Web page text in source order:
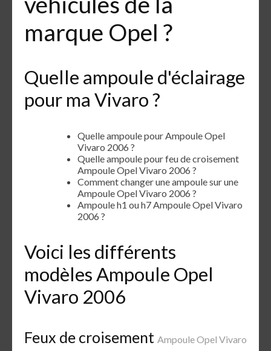
marque Opel ?
Quelle ampoule d'éclairage
pour ma Vivaro ?
Quelle ampoule pour Ampoule Opel
Vivaro 2006 ?
Quelle ampoule pour feu de croisement
Ampoule Opel Vivaro 2006 ?
Comment changer une ampoule sur une
Ampoule Opel Vivaro 2006 ?
Ampoule h1 ou h7 Ampoule Opel Vivaro
2006 ?
Voici les différents
modèles Ampoule Opel
Vivaro 2006
Feux de croisement Ampoule Opel Vivaro